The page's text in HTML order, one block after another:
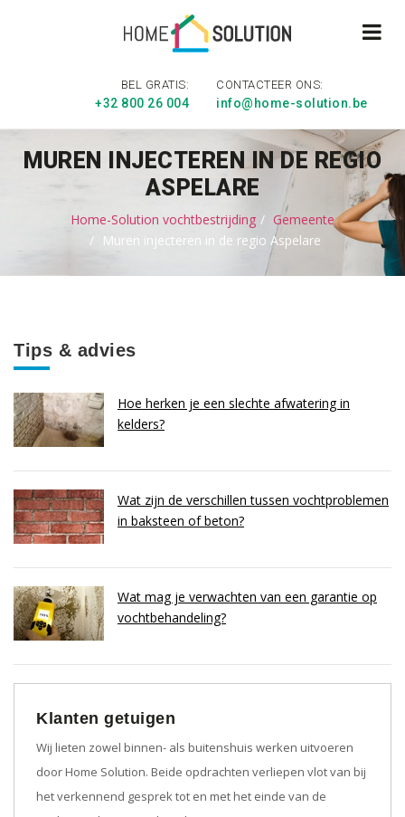
BEL GRATIS:
+32 800 26 004
CONTACTEER ONS:
info@home-solution.be
MUREN INJECTEREN IN DE REGIO
ASPELARE
Home-Solution vochtbestrijding
Gemeente
Muren injecteren in de regio Aspelare
Tips & advies
Hoe herken je een slechte afwatering in
kelders?
Wat zijn de verschillen tussen vochtproblemen
in baksteen of beton?
Wat mag je verwachten van een garantie op
vochtbehandeling?
Klanten getuigen
Wij lieten zowel binnen- als buitenshuis werken uitvoeren
door Home Solution. Beide opdrachten verliepen vlot van bij
het verkennend gesprek tot en met het einde van de